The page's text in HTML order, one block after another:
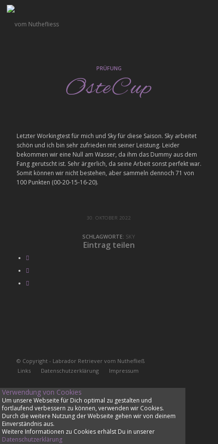
PRÜFUNG
OsteCup
Letzter Workingtest für mich und Sky für diese Saison. Sky arbeitet
schön und ich bin sehr zufrieden mit seiner Leistung. Leider
bekommen wir eine Null am Wasser, da ihm das Dummy aus dem
Fang gerutscht ist. Sehr ärgerlich, da seine Arbeit sonst perfekt war.
Somit können wir nicht bestehen, aber sammeln dennoch 71 von
100 Punkten (00-20-15-16-20).
30. OKTOBER 2022
SCHLAGWORTE: SKY
Eintrag teilen
© Copyright - Labrador Retriever vom Nuthefließ
Links
Datenschutzerklärung Impressum
Verwendung von Cookies
Um unsere Webseite für Dich optimal zu gestalten und
fortlaufend verbessern zu können, verwenden wir Cookies.
Durch die weitere Nutzung der Webseite gehen wir von deinem
Einverständnis aus.
Weitere Informationen zu Cookies erhälst Du in unserer
Datenschutzerklärung